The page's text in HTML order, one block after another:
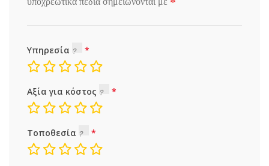
Υπηρεσία
Αξία για κόστος
Τοποθεσία